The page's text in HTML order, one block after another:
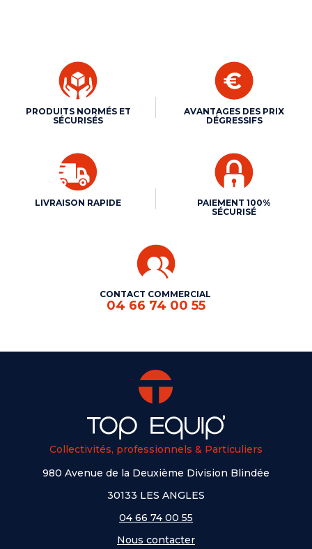
PRODUITS NORMÉS ET
SÉCURISÉS
AVANTAGES DES PRIX
DÉGRESSIFS
LIVRAISON RAPIDE
PAIEMENT 100%
SÉCURISÉ
CONTACT COMMERCIAL
04 66 74 00 55
Collectivités, professionnels & Particuliers
980 Avenue de la Deuxième Division Blindée
30133 LES ANGLES
04 66 74 00 55
Nous contacter